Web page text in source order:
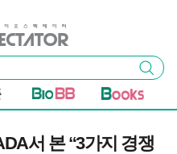
터
검색
서 본 “3가지 경쟁